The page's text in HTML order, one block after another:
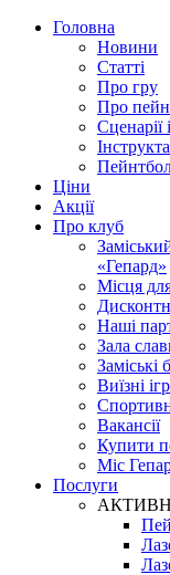
Головна
Новини
Статті
Про гру
Про
Сценарії
Ціни
Акції
Про клуб
«Гепард»
Місця
Наші
Зала
Заміські
Виїзні
Вакансії
Купити
Міс
Послуги